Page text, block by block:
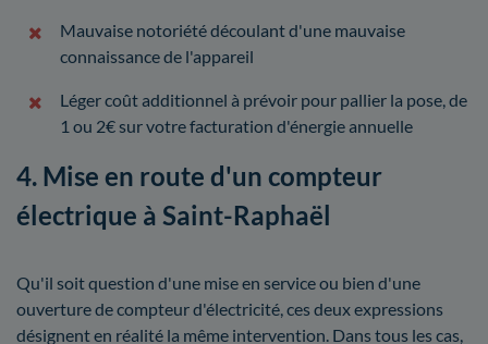
Mauvaise notoriété découlant d'une mauvaise
connaissance de l'appareil
Léger coût additionnel à prévoir pour pallier la pose, de
1 ou 2€ sur votre facturation d'énergie annuelle
4. Mise en route d'un compteur
électrique à Saint-Raphaël
Qu'il soit question d'une mise en service ou bien d'une
ouverture de compteur d'électricité, ces deux expressions
désignent en réalité la même intervention. Dans tous les cas,